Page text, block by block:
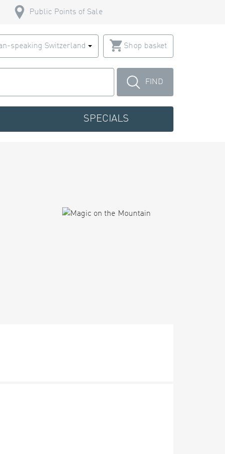
Public Points of Sale
speaking Switzerland Shop basket
FIND
SPECIALS